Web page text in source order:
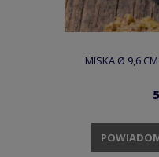
MISKA Ø 9,6